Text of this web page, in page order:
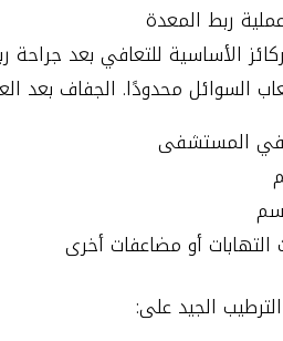
ربط المعدة
الأساسية للتعافي بعد
السوائل محدودًا. الجفاف بعد
في المستشفى
التهابات أو مضاعفات أخرى
الجيد على: